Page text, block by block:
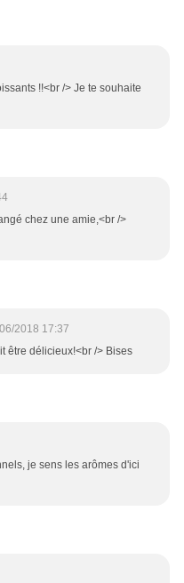
!!<br /> Je te souhaite
chez une amie,<br />
2018 17:37
être délicieux!<br /> Bises
je sens les arômes d'ici